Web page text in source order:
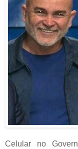
Celular no